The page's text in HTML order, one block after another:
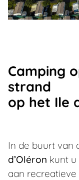
Camping
strand
op het Ile
In de buurt van
d’Oléron kunt
aan